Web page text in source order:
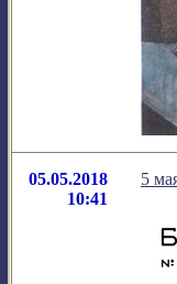
05.05.2018
10:41
5